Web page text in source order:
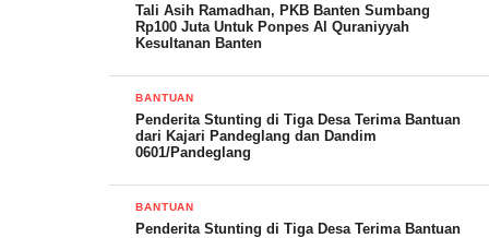
keluarga yang ditinggalkan,” jelas Djemi.
Post Views: 20
Senada diungkapkan, Juhri Ayah almarhum yang juga sangat
berterimakasih kepada para wartawan yang datang memberikan
santunan kepada keluarganya.
“Atas nama keluarga, kami menyampaikan ucapan terimakasih,
dan penghargaan yang tidak terhingga kepada para wartawan
semoga Allah berikan keberkahan,” kata Juhri.
Tali Asih Ramadhan, PKB Banten Sumbang
Rp100 Juta Untuk Ponpes Al Quraniyyah
Kesultanan Banten
BANTUAN
Penderita Stunting di Tiga Desa Terima Bantuan
dari Kajari Pandeglang dan Dandim
0601/Pandeglang
BANTUAN
Penderita Stunting di Tiga Desa Terima Bantuan